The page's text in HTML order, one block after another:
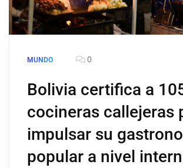
MUNDO 0
Bolivia certifica a
cocineras callejeras
impulsar su
popular a nivel